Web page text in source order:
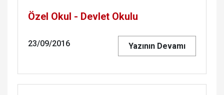
Özel Okul - Devlet Okulu
23/09/2016 Yazının Devamı